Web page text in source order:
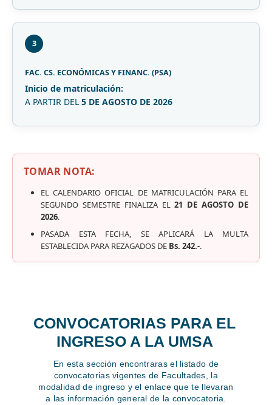
3
FAC. CS. ECONÓMICAS Y FINANC. (PSA)
Inicio de matriculación:
A PARTIR DEL 5 DE AGOSTO DE 2026
TOMAR NOTA:
EL CALENDARIO OFICIAL DE MATRICULACIÓN PARA EL
SEGUNDO SEMESTRE FINALIZA EL21 DE AGOSTO DE
2026.
PASADA ESTA FECHA, SE APLICARÁ LA MULTA
ESTABLECIDA PARA REZAGADOS DE Bs. 242.-.
CONVOCATORIAS PARA EL
INGRESO A LA UMSA
En esta sección encontraras el listado de
convocatorias vigentes de Facultades, la
modalidad de ingreso y el enlace que te llevaran
a las información general de la convocatoria.